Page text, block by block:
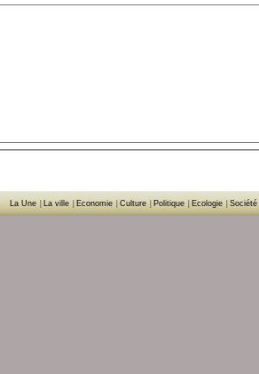
La Une La ville Economie Culture Politique Ecologie Société